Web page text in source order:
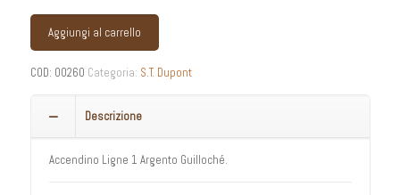
Aggiungi al carrello
COD: 00260 Categoria: S.T. Dupont
Descrizione
Accendino Ligne 1 Argento Guilloché.